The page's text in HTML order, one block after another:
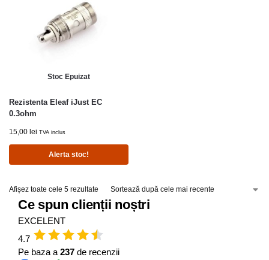
Stoc Epuizat
Rezistenta Eleaf iJust EC
0.3ohm
15,00 lei TVA inclus
Alerta stoc!
Afișez toate cele 5 rezultate
Ce spun clienții noștri
EXCELENT
4.7
Pe baza a 237 de recenzii